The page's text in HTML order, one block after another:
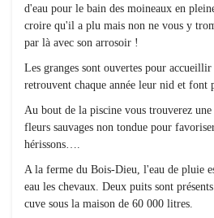
d'eau pour le bain des moineaux en
croire qu'il a plu mais non ne vous y
par là avec son arrosoir !
Les granges sont ouvertes pour
retrouvent chaque année leur nid et font
Au bout de la piscine vous trouverez une
fleurs sauvages non tondue pour
hérissons….
A la ferme du Bois-Dieu, l'eau de pluie
eau les chevaux. Deux puits sont
cuve sous la maison de 60 000 litres.